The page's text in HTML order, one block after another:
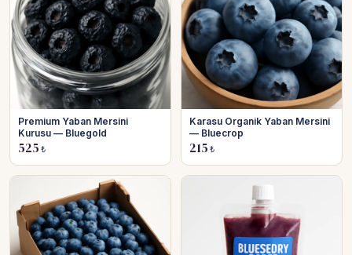
Premium Yaban Mersini
Kurusu — Bluegold
525 ₺
Karasu Organik Yaban Mersini
— Bluecrop
215 ₺